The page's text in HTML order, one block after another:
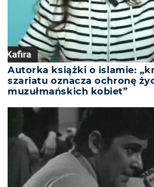
Autorka książki o islamie:
szariatu oznacza ochronę
muzułmańskich kobiet”